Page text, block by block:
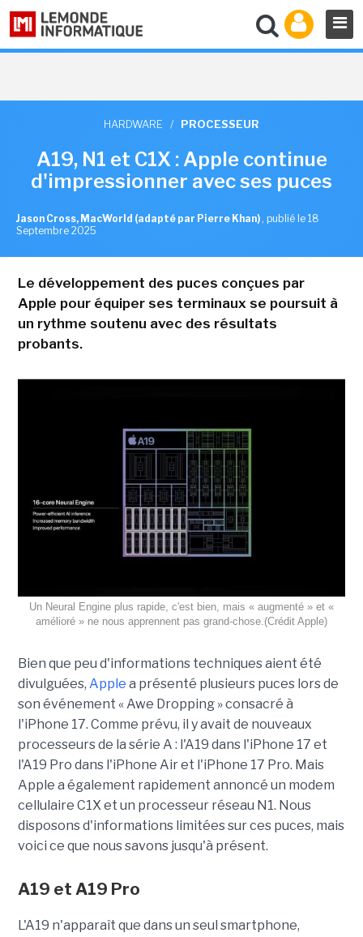
HARDWARE / PROCESSEUR
A19, N1 et C1X : Apple continue
d'impressionner avec ses puces
Jason Cross, MacWorld (adapté par Pierre Khan) , publié le 18
Septembre 2025
Le développement des puces conçues par
Apple pour équiper ses terminaux se poursuit à
un rythme soutenu avec des résultats
probants.
Un Neural Engine plus rapide, c'est bien, mais « augmenté » et «
amélioré » ne nous apprennent pas grand-chose.(Crédit Apple)
Bien que peu d'informations techniques aient été
divulguées, Apple a présenté plusieurs puces lors de
son événement « Awe Dropping » consacré à
l'iPhone 17. Comme prévu, il y avait de nouveaux
processeurs de la série A : l'A19 dans l'iPhone 17 et
l'A19 Pro dans l'iPhone Air et l'iPhone 17 Pro. Mais
Apple a également rapidement annoncé un modem
cellulaire C1X et un processeur réseau N1. Nous
disposons d'informations limitées sur ces puces, mais
voici ce que nous savons jusqu'à présent.
A19 et A19 Pro
L'A19 n'apparaît que dans un seul smartphone,